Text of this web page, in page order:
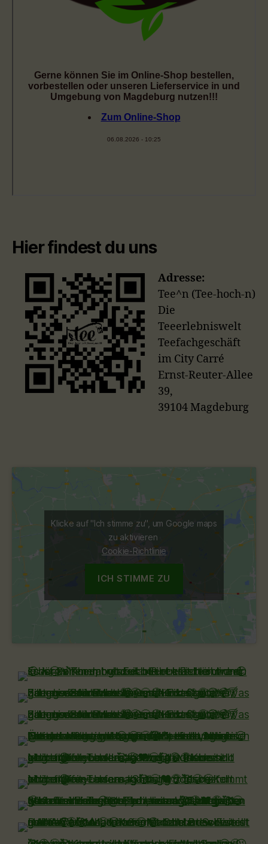
Hier findest du uns
Adresse:
Tee^n (Tee-hoch-n)
Die
Teeerlebniswelt
Teefachgeschäft
im City Carré
Ernst-Reuter-Allee
39,
39104 Magdeburg
Klicke auf "Ich stimme zu", um Google maps
zu aktivieren
Cookie-Richtlinie
ICH STIMME ZU